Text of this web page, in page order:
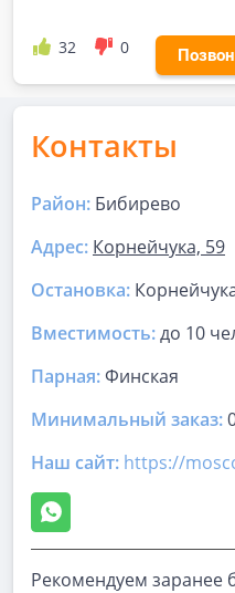
32 0
Контакты
Район: Бибирево
Адрес: Корнейчука, 59
Остановка:
Вместимость:до 10
Парная:Финская
Минимальный заказ:
Наш сайт: https://
Рекомендуем заранее